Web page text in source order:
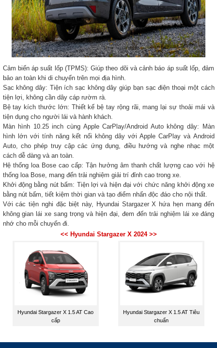
Cảm biến áp suất lốp (TPMS): Giúp theo dõi và cảnh báo áp suất lốp, đảm
bảo an toàn khi di chuyển trên mọi địa hình.
Sạc không dây: Tiện ích sạc không dây giúp bạn sạc điện thoại một cách
tiện lợi, không cần dây cáp rườm rà.
Bệ tay kích thước lớn: Thiết kế bệ tay rộng rãi, mang lại sự thoải mái và
tiện dụng cho người lái và hành khách.
Màn hình 10.25 inch cùng Apple CarPlay/Android Auto không dây: Màn
hình lớn với tính năng kết nối không dây với Apple CarPlay và Android
Auto, cho phép truy cập các ứng dụng, điều hướng và nghe nhạc một
cách dễ dàng và an toàn.
Hệ thống loa Bose cao cấp: Tận hưởng âm thanh chất lượng cao với hệ
thống loa Bose, mang đến trải nghiệm giải trí đỉnh cao trong xe.
Khởi động bằng nút bấm: Tiện lợi và hiện đại với chức năng khởi động xe
bằng nút bấm, tiết kiệm thời gian và tạo điểm nhấn độc đáo cho nội thất.
Với các tiện nghi đặc biệt này, Hyundai Stargazer X hứa hẹn mang đến
không gian lái xe sang trọng và hiện đại, đem đến trải nghiệm lái xe đáng
nhớ cho mỗi chuyến đi.
<< Hyundai Stargazer X 2024 >>
Hyundai Stargazer X 1.5 AT Cao
cấp
Hyundai Stargazer X 1.5 AT Tiêu
chuẩn